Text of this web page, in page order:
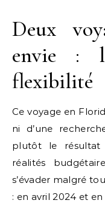
Deux
envie :
flexibilité
Ce voyage en
ni d’une
plutôt le résultat
réalités
s’évader malgré
: en avril 2024 et